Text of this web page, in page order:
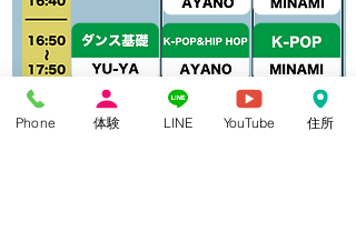
Phone 体験 LINE YouTube 住所